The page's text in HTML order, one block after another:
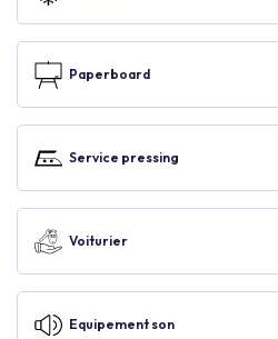
Paperboard
Service pressing
Voiturier
Equipement son